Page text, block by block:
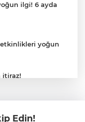
ilgi! 6 ayda
etkinlikleri yoğun
itiraz!
Edin!